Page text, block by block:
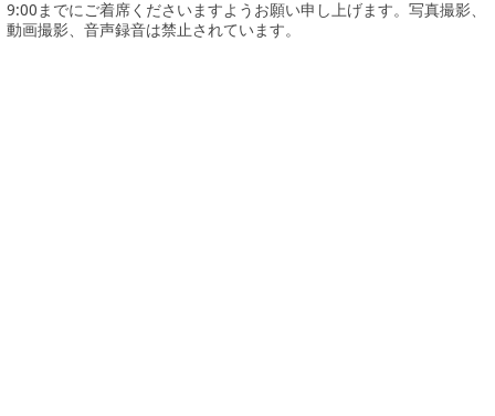
9:00までにご着席くださいますようお願い申し上げます。写真撮影、
動画撮影、音声録音は禁止されています。